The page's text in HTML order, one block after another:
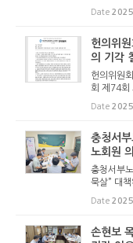
의는 올해
해 2025
Date
헌의위
의 기각
헌의위원
회 제74회
년 8월 12
각을 철회
Date
충청서
노회원
충청서부
묵살” 대
목소리도
한데 반발
Date
손현보